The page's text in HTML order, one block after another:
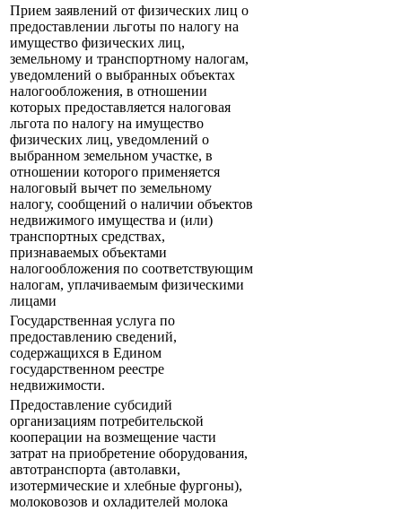
Прием заявлений от физических лиц о
предоставлении льготы по налогу на
имущество физических лиц,
земельному и транспортному налогам,
уведомлений о выбранных объектах
налогообложения, в отношении
которых предоставляется налоговая
льгота по налогу на имущество
физических лиц, уведомлений о
выбранном земельном участке, в
отношении которого применяется
налоговый вычет по земельному
налогу, сообщений о наличии объектов
недвижимого имущества и (или)
транспортных средствах,
признаваемых объектами
налогообложения по соответствующим
налогам, уплачиваемым физическими
лицами
Государственная услуга по
предоставлению сведений,
содержащихся в Едином
государственном реестре
недвижимости.
Предоставление субсидий
организациям потребительской
кооперации на возмещение части
затрат на приобретение оборудования,
автотранспорта (автолавки,
изотермические и хлебные фургоны),
молоковозов и охладителей молока